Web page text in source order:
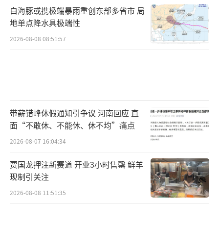
白海豚或携极端暴雨重创东部多省市 局
地单点降水具极端性
2026-08-08 08:51:57
带薪错峰休假通知引争议 河南回应 直
面“不敢休、不能休、休不均”痛点
2026-08-07 16:04:34
贾国龙押注新赛道 开业3小时售罄 鲜羊
现制引关注
2026-08-08 11:51:35